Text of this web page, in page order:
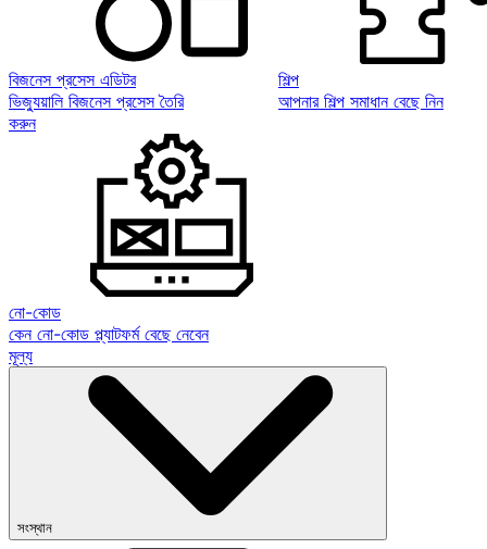
বিজনেস প্রসেস এডিটর
ভিজ্যুয়ালি বিজনেস প্রসেস তৈরি
করুন
শিল্প
আপনার শিল্প সমাধান বেছে নিন
নো-কোড
কেন নো-কোড প্ল্যাটফর্ম বেছে নেবেন
মূল্য
সংস্থান